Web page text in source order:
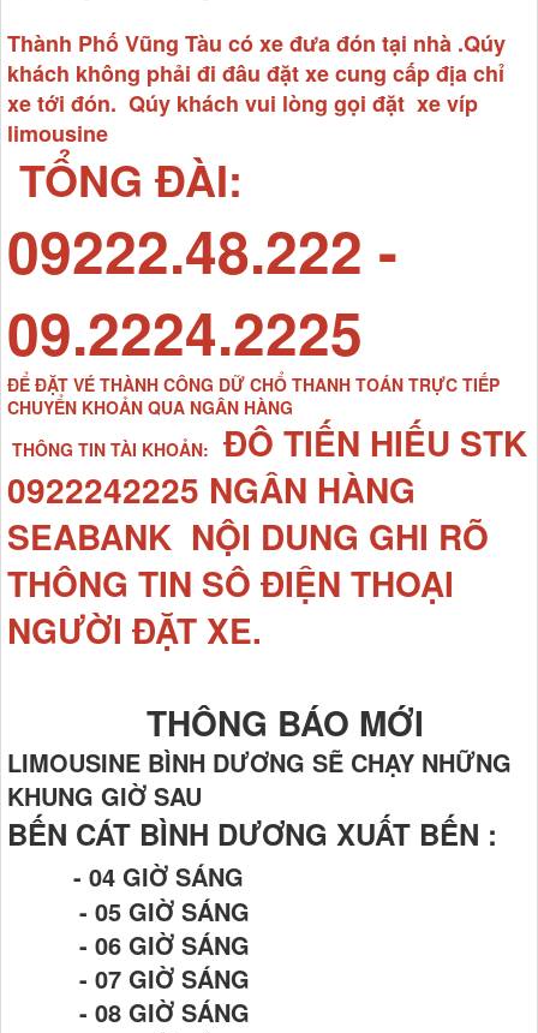
Thành Phố Vũng Tàu có xe đưa đón tại nhà .Qúy
khách không phải đi đâu đặt xe cung cấp địa chỉ
xe tới đón. Qúy khách vui lòng gọi đặt xe víp
limousine
TỔNG ĐÀI:
09222.48.222 -
09.2224.2225
ĐỂ ĐẶT VÉ THÀNH CÔNG DỮ CHỔ THANH TOÁN TRỰC TIẾP
CHUYỂN KHOẢN QUA NGÂN HÀNG
THÔNG TIN TÀI KHOẢN:
ĐÔ TIẾN HIẾU STK
0922242225 NGÂN HÀNG
SEABANK NỘI DUNG GHI RÕ
THÔNG TIN SÔ ĐIỆN THOẠI
NGƯỜI ĐẶT XE.
THÔNG BÁO MỚI
LIMOUSINE BÌNH DƯƠNG SẼ CHẠY NHỮNG
KHUNG GIỜ SAU
BẾN CÁT BÌNH DƯƠNG XUẤT BẾN :
- 04 GIỜ SÁNG
- 05 GIỜ SÁNG
- 06 GIỜ SÁNG
- 07 GIỜ SÁNG
- 08 GIỜ SÁNG